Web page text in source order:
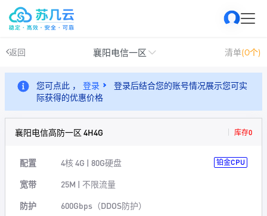
返回 襄阳电信一区 清单(0个)
您可点此 ， 登录
登录后结合您的账号情况展示您可实
际获得的优惠价格
襄阳电信高防一区 4H4G 库存0
配置 4核 4G | 80G硬盘 铂金CPU
宽带
25M | 不限流量
防护
600Gbps（DDOS防护）